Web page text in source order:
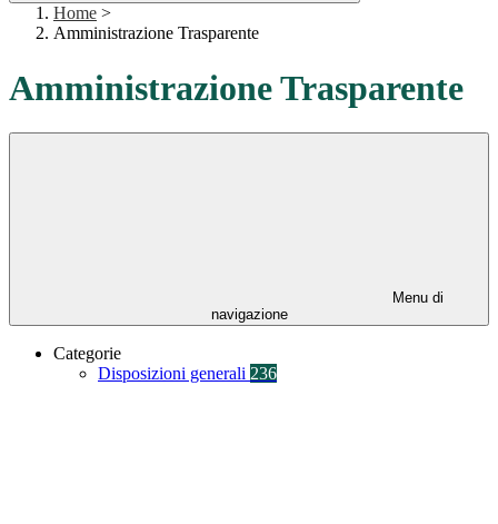
Home >
Amministrazione Trasparente
Amministrazione Trasparente
Menu di
navigazione
Categorie
Disposizioni generali 236